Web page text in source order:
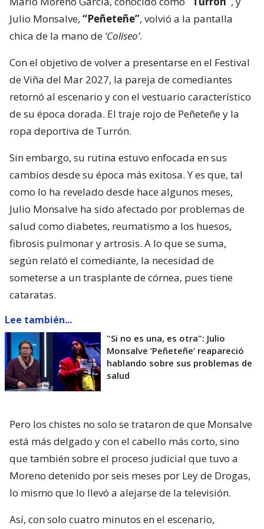
Julio Monsalve, “Peñeteñe”, volvió a la pantalla
chica de la mano de ‘Coliseo’.
Con el objetivo de volver a presentarse en el Festival
de Viña del Mar 2027, la pareja de comediantes
retornó al escenario y con el vestuario característico
de su época dorada. El traje rojo de Peñeteñe y la
ropa deportiva de Turrón.
Sin embargo, su rutina estuvo enfocada en sus
cambios desde su época más exitosa. Y es que, tal
como lo ha revelado desde hace algunos meses,
Julio Monsalve ha sido afectado por problemas de
salud como diabetes, reumatismo a los huesos,
fibrosis pulmonar y artrosis. A lo que se suma,
según relató el comediante, la necesidad de
someterse a un trasplante de córnea, pues tiene
cataratas.
Lee también...
"Si no es una, es otra": Julio
Monsalve ’Peñeteñe’ reapareció
hablando sobre sus problemas de
salud
Pero los chistes no solo se trataron de que Monsalve
está más delgado y con el cabello más corto, sino
que también sobre el proceso judicial que tuvo a
Moreno detenido por seis meses por Ley de Drogas,
lo mismo que lo llevó a alejarse de la televisión.
Así, con solo cuatro minutos en el escenario,